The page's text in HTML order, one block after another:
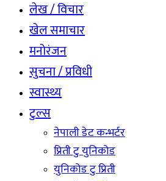
लेख / विचार
खेल समाचार
मनोरंजन
सुचना / प्रविधी
स्वास्थ्य
टुल्स
नेपाली डेट कन्भर्टर
प्रिती टु युनिकोड
युनिकोड टु प्रिती